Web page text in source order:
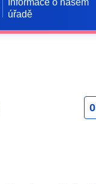
Informace o našem
úřadě
0